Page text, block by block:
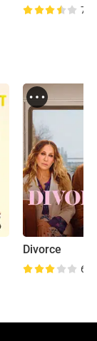
7.3
Divorce
6.8